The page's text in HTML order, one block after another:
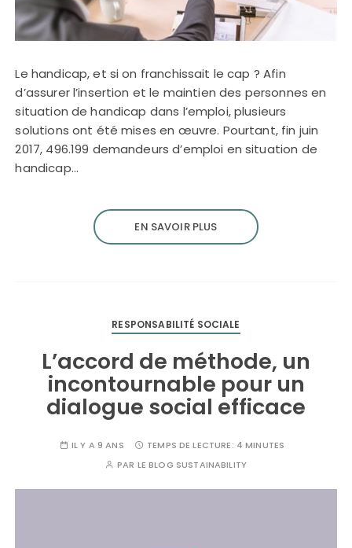
Le handicap, et si on franchissait le cap ? Afin
d’assurer l’insertion et le maintien des personnes en
situation de handicap dans l’emploi, plusieurs
solutions ont été mises en œuvre. Pourtant, fin juin
2017, 496.199 demandeurs d’emploi en situation de
handicap…
EN SAVOIR PLUS
RESPONSABILITÉ SOCIALE
L’accord de méthode, un
incontournable pour un
dialogue social efficace
IL Y A 9 ANS TEMPS DE LECTURE: 4 MINUTES
PAR LE BLOG SUSTAINABILITY